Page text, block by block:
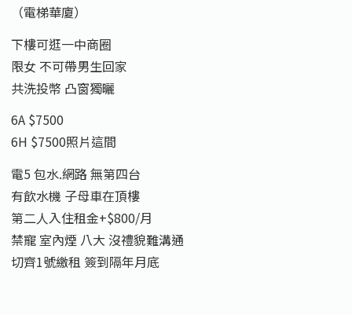
（電梯華廈）
下樓可逛一中商圈
限女 不可帶男生回家
共洗投幣 凸窗獨曬
6A $7500
6H $7500照片這間
電5 包水.網路 無第四台
有飲水機 子母車在頂樓
第二人入住租金+$800/月
禁寵 室內煙 八大 沒禮貌難溝通
切齊1號繳租 簽到隔年月底